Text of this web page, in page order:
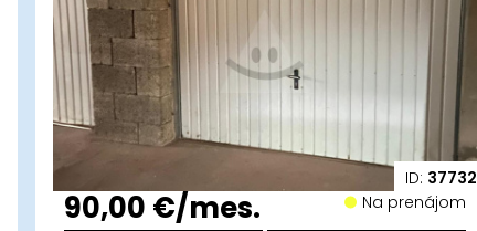
ID: 37732
90,00 €/mes. Na prenájom